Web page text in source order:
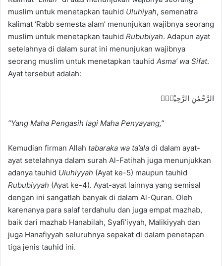
muslim untuk menetapkan tauhid Uluhiyah, semenatra
kalimat ‘Rabb semesta alam’ menunjukan wajibnya seorang
muslim untuk menetapkan tauhid Rububiyah. Adapun ayat
setelahnya di dalam surat ini menunjukan wajibnya
seorang muslim untuk menetapkan tauhid Asma’ wa Sifat.
Ayat tersebut adalah:
الرَّحْمٰنِ الرَّحِيْمِۙ
“Yang Maha Pengasih lagi Maha Penyayang,”
Kemudian firman Allah tabaraka wa ta’ala di dalam ayat-
ayat setelahnya dalam surah Al-Fatihah juga menunjukkan
adanya tauhid Uluhiyyah (Ayat ke-5) maupun tauhid
Rububiyyah (Ayat ke-4). Ayat-ayat lainnya yang semisal
dengan ini sangatlah banyak di dalam Al-Quran. Oleh
karenanya para salaf terdahulu dan juga empat mazhab,
baik dari mazhab Hanabilah, Syafi’iyyah, Malikiyyah dan
juga Hanafiyyah seluruhnya sepakat di dalam penetapan
tiga jenis tauhid ini.